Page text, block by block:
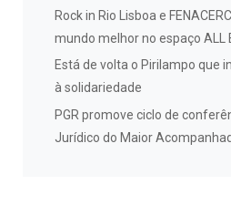
Rock in Rio Lisboa e
mundo melhor no espaço ALL
Está de volta o Pirilampo que
à solidariedade
PGR promove ciclo de
Jurídico do Maior